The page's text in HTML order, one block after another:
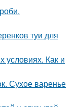
туи для
условиях. Как и
Сухое варенье